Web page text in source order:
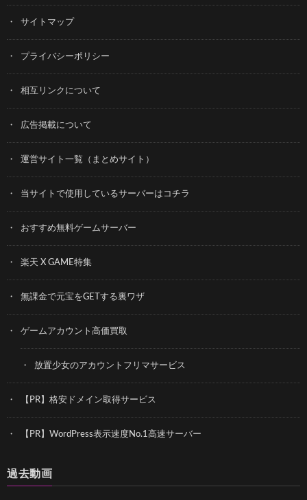
サイトマップ
プライバシーポリシー
相互リンクについて
広告掲載について
運営サイト一覧（まとめサイト）
当サイトで使用しているサーバーはコチラ
おすすめ無料ゲームサーバー
楽天 X GAME特集
無課金で元宝をGETする裏ワザ
ゲームアカウント高価買取
放置少女のアカウントフリマサービス
【PR】格安ドメイン取得サービス
【PR】WordPress表示速度No.1高速サーバー
過去動画